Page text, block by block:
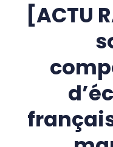
[ACTU